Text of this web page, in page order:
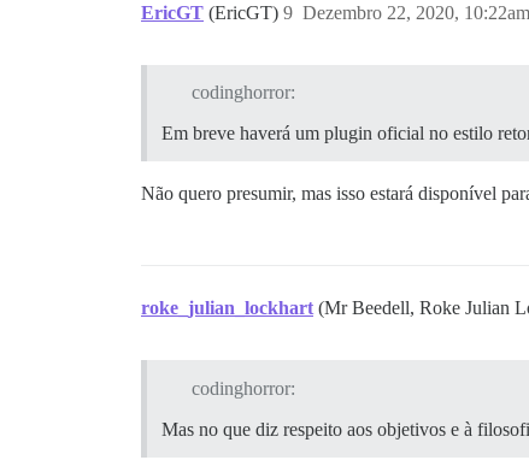
EricGT (EricGT) Dezembro 22, 2020, 10:22am
9
codinghorror:
Em breve haverá um plugin oficial no estilo
Não quero presumir, mas isso estará disponível
roke_julian_lockhart (Mr Beedell, Roke Julian
codinghorror:
Mas no que diz respeito aos objetivos e à